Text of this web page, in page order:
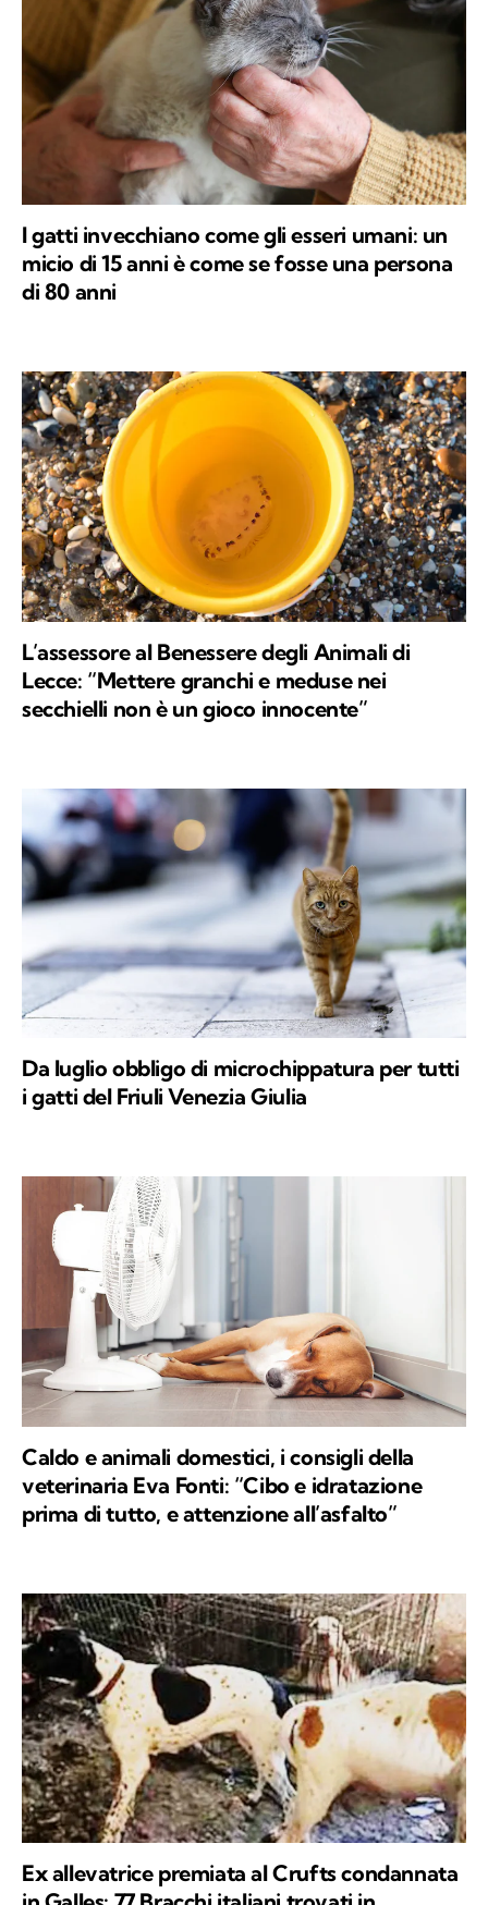
I gatti invecchiano come gli esseri umani: un
micio di 15 anni è come se fosse una persona
di 80 anni
L’assessore al Benessere degli Animali di
Lecce: “Mettere granchi e meduse nei
secchielli non è un gioco innocente”
Da luglio obbligo di microchippatura per tutti
i gatti del Friuli Venezia Giulia
Caldo e animali domestici, i consigli della
veterinaria Eva Fonti: “Cibo e idratazione
prima di tutto, e attenzione all’asfalto”
Ex allevatrice premiata al Crufts condannata